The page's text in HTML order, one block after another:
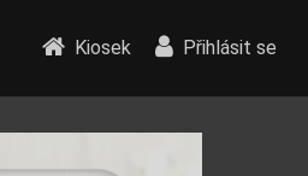
Kiosek Přihlásit se